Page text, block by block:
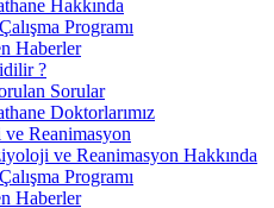
Hakkında
Programı
Haberler
?
Sorular
Doktorlarımız
Reanimasyon
ve Reanimasyon Hakkında
Programı
Haberler